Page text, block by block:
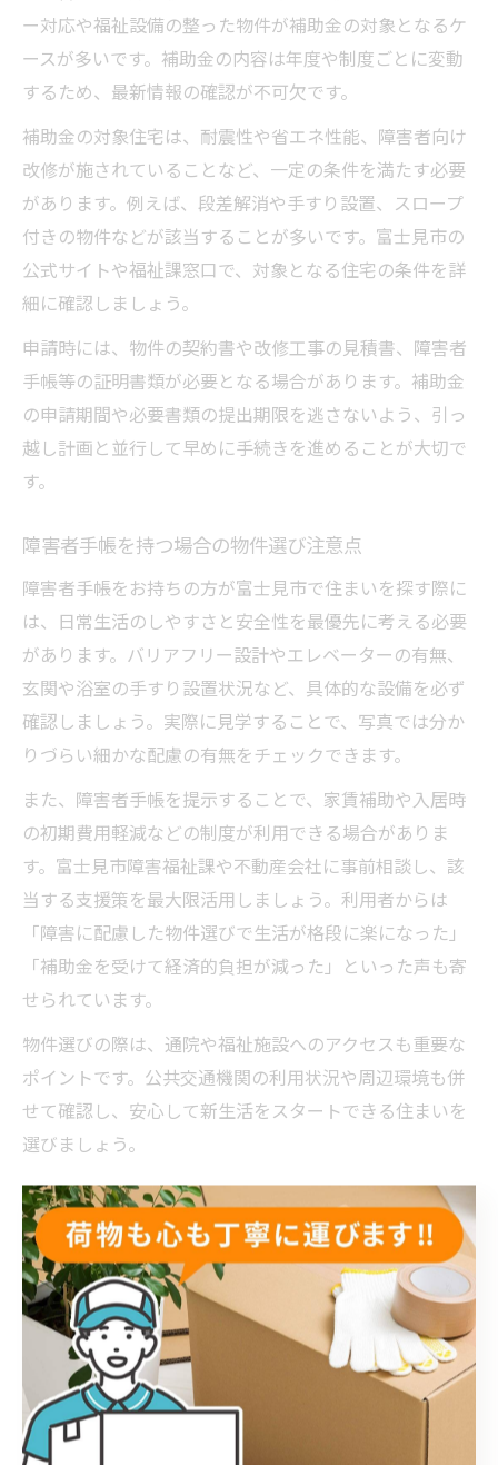
ー対応や福祉設備の整った物件が補助金の対象となるケ
ースが多いです。補助金の内容は年度や制度ごとに変動
するため、最新情報の確認が不可欠です。
補助金の対象住宅は、耐震性や省エネ性能、障害者向け
改修が施されていることなど、一定の条件を満たす必要
があります。例えば、段差解消や手すり設置、スロープ
付きの物件などが該当することが多いです。富士見市の
公式サイトや福祉課窓口で、対象となる住宅の条件を詳
細に確認しましょう。
申請時には、物件の契約書や改修工事の見積書、障害者
手帳等の証明書類が必要となる場合があります。補助金
の申請期間や必要書類の提出期限を逃さないよう、引っ
越し計画と並行して早めに手続きを進めることが大切で
す。
障害者手帳を持つ場合の物件選び注意点
障害者手帳をお持ちの方が富士見市で住まいを探す際に
は、日常生活のしやすさと安全性を最優先に考える必要
があります。バリアフリー設計やエレベーターの有無、
玄関や浴室の手すり設置状況など、具体的な設備を必ず
確認しましょう。実際に見学することで、写真では分か
りづらい細かな配慮の有無をチェックできます。
また、障害者手帳を提示することで、家賃補助や入居時
の初期費用軽減などの制度が利用できる場合がありま
す。富士見市障害福祉課や不動産会社に事前相談し、該
当する支援策を最大限活用しましょう。利用者からは
「障害に配慮した物件選びで生活が格段に楽になった」
「補助金を受けて経済的負担が減った」といった声も寄
せられています。
物件選びの際は、通院や福祉施設へのアクセスも重要な
ポイントです。公共交通機関の利用状況や周辺環境も併
せて確認し、安心して新生活をスタートできる住まいを
選びましょう。
障害福祉課に相談すべき住まいの条件
富士見市で障害のある方が住まい選びに悩んだ場合、ま
ず障害福祉課への相談をおすすめします。障害福祉課で
は、障害種別や生活状況に応じて利用できる住宅支援制
度や助成金、バリアフリー改修のアドバイスを受けるこ
とができます。特に初めての引っ越しや一人暮らしを検
討している場合には、専門職員が具体的な条件整理をサ
ポートしてくれます。